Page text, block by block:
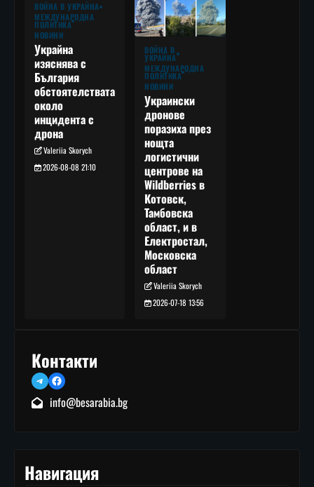
ВОЙНА В УКРАЙНА
МЕЖДУНАРОДНА
ПОЛИТИКА
НОВИНИ
Украйна
изяснява с
България
обстоятелствата
около
инцидента с
дрона
Valeriia Skorych
2026-08-08 21:10
ВОЙНА В
УКРАЙНА
МЕЖДУНАРОДНА
ПОЛИТИКА
НОВИНИ
Украински
дронове
поразиха през
нощта
логистични
центрове на
Wildberries в
Котовск,
Тамбовска
област, и в
Електростал,
Московска
област
Valeriia Skorych
2026-07-18 13:56
Контакти
TelegramFacebook
info@besarabia.bg
Навигация